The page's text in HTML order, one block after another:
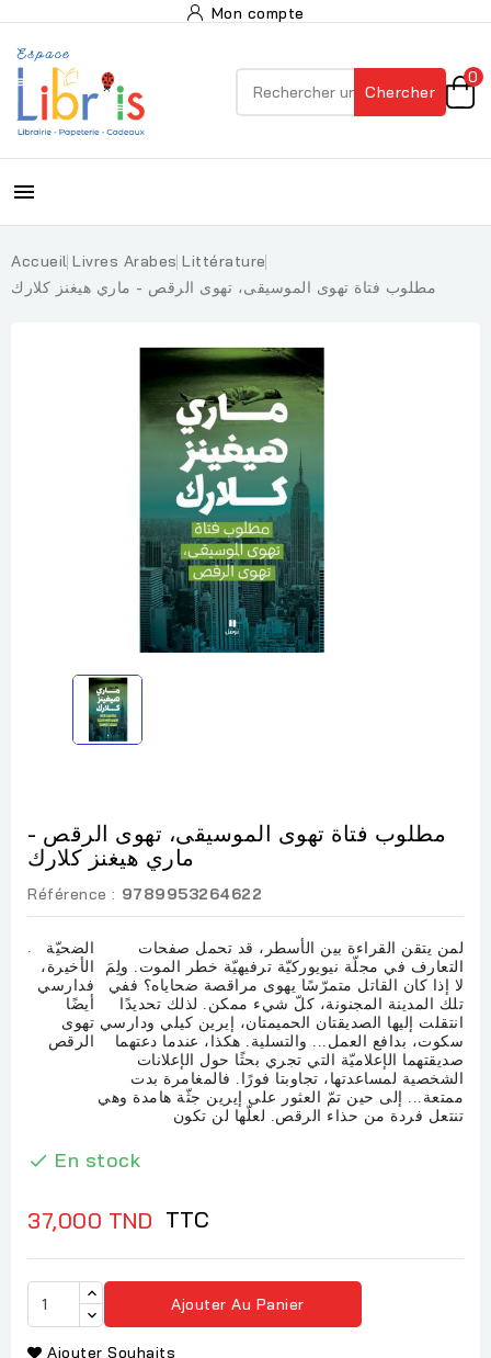
Mon compte
Chercher
0

Accueil Livres Arabes Littérature
مطلوب فتاة تهوى الموسيقى، تهوى الرقص - ماري هيغنز كلارك
مطلوب فتاة تهوى الموسيقى، تهوى الرقص -
ماري هيغنز كلارك
Référence : 9789953264622
لمن يتقن القراءة بين الأسطر، قد تحمل صفحات
التعارف في مجلّة نيويوركيّة ترفيهيّة خطر الموت. ولِمَ
لا إذا كان القاتل متمرّسًا يهوى مراقصة ضحاياه؟ ففي
تلك المدينة المجنونة، كلّ شيء ممكن. لذلك تحديدًا
انتقلت إليها الصديقتان الحميمتان، إيرين كيلي ودارسي
سكوت، بدافع العمل... والتسلية. هكذا، عندما دعتهما
صديقتهما الإعلاميّة التي تجري بحثًا حول الإعلانات
الشخصية لمساعدتها، تجاوبتا فورًا. فالمغامرة بدت
ممتعة... إلى حين تمّ العثور على إيرين جثّة هامدة وهي
تنتعل فردة من حذاء الرقص. لعلّها لن تكون
الضحيّة
الأخيرة،
فدارسي
أيضًا
تهوى
الرقص
 En stock
37,000 TND TTC
Ajouter Au Panier
Ajouter Souhaits